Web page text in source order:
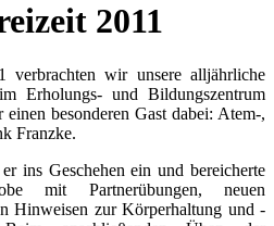
2011
wir unsere alljährliche
Erholungs- und Bildungszentrum
besonderen Gast dabei: Atem-,
Franzke.
ins Geschehen ein und bereicherte
mit Partnerübungen, neuen
Hinweisen zur Körperhaltung und -